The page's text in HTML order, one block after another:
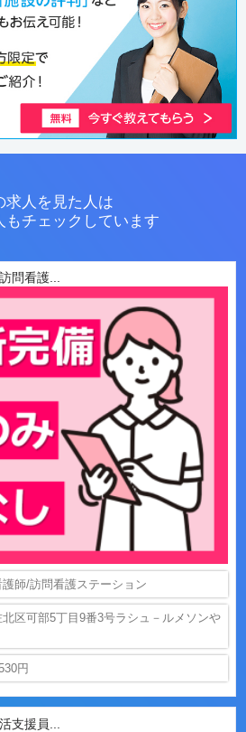
求人を見た人は
もチェックしています
問看護...
師/訪問看護ステーション
区可部5丁目9番3号ラシュ－ルメソンや
円
支援員...